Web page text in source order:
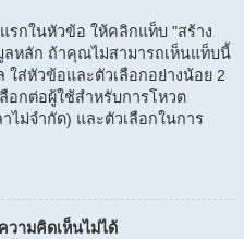
รกในหัวข้อ ให้คลิกแท็บ "สร้าง
หลัก ถ้าคุณไม่สามารถเห็นแท็บนี้
ส่หัวข้อและตัวเลือกอย่างน้อย 2
อกต่อผู้ใช้สำหรับการโหวต
ไม่จำกัด) และตัวเลือกในการ
วามคิดเห็นไม่ได้